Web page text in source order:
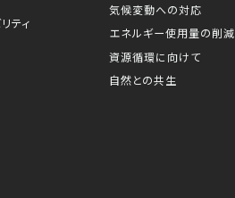
ティ
気候変動への対応
エネルギー使用量の削減
資源循環に向けて
自然との共生